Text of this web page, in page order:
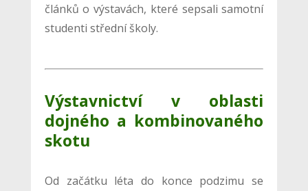
článků o výstavách, které sepsali samotní
studenti střední školy.
Výstavnictví v oblasti
dojného a kombinovaného
skotu
Od začátku léta do konce podzimu se